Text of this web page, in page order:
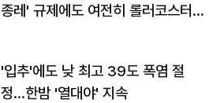
종레' 규제에도 여전히 롤러코스터
'입추'에도 낮 최고 39도 폭염 절
정…한밤 '열대야' 지속